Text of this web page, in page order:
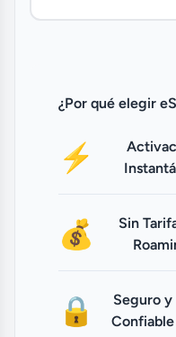
¿Por qué elegir
⚡
💰
Sin
🔒
Seguro y
Confiable